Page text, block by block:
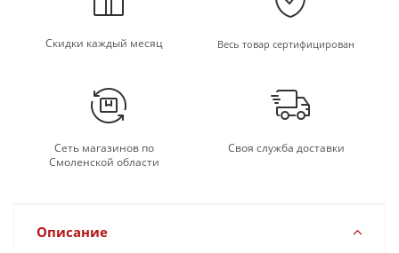
Скидки каждый месяц Весь товар сертифицирован
Сеть магазинов по
Смоленской области
Своя служба доставки
Описание